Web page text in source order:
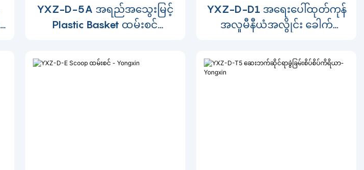
YXZ-D-5A အရည်အသွေးမြင့်
Plastic Basket ထမ်းစင်
ထားသည်။
YXZ-D-D1 အရေးပေါ်ထုတ်ကုန်
အလူမီနီယံအလွိုင်း ခေါက်